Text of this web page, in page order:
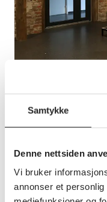
Samtykke
Denne nettsiden
Vi bruker
annonser et
Norgespris er en
og ikke minst en
som